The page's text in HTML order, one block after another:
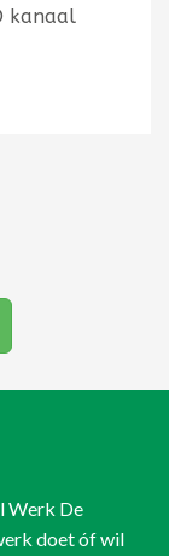
kanaal
Werk De
doet óf wil